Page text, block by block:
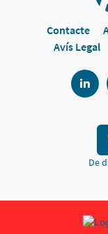
Contacte
Avís Legal
De